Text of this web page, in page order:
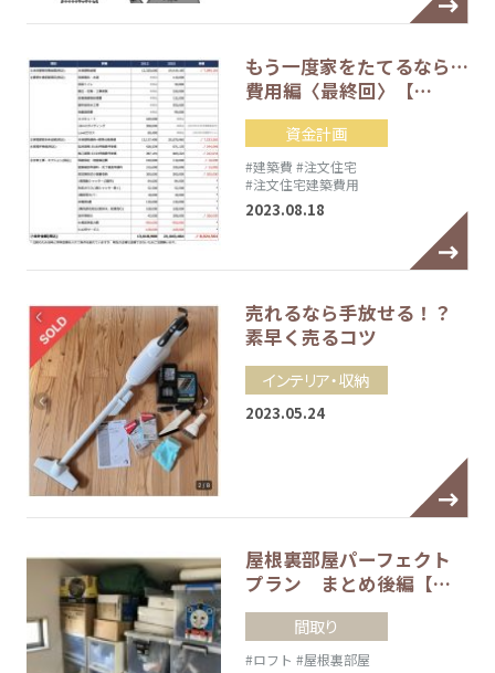
もう一度家をたてるなら…
費用編〈最終回〉【…
資金計画
#建築費 #注文住宅
#注文住宅建築費用
2023.08.18
売れるなら手放せる！？
素早く売るコツ
インテリア・収納
2023.05.24
屋根裏部屋パーフェクト
プラン まとめ後編【…
間取り
#ロフト #屋根裏部屋